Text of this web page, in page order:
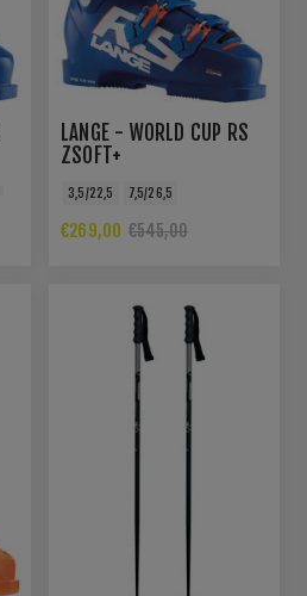
LANGE - WORLD CUP RS
ZSOFT+
3,5/22,5 7,5/26,5
€269,00 €545,00